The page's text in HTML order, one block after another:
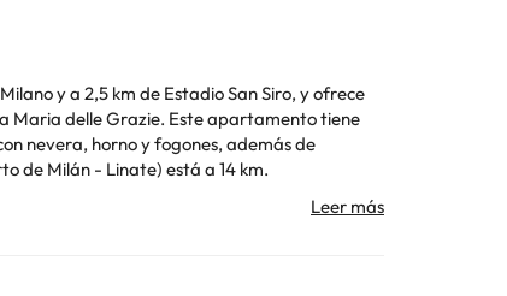
y a 2,5 km de Estadio San Siro, y ofrece
apartamento tiene
nevera, horno y fogones, además de
de Milán - Linate) está a 14 km.
de contacto aparecen en la confirmación de